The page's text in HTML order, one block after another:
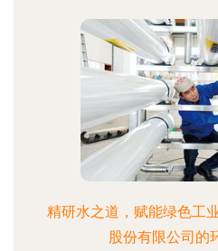
精研水之道，赋能绿色工
股份有限公司的